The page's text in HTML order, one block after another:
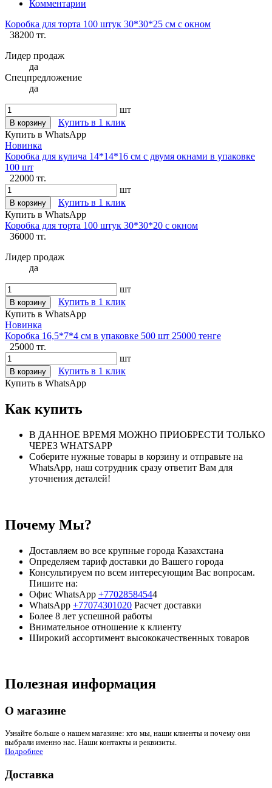
Комментарии
Коробка для торта 100 штук 30*30*25 см с окном
38200 тг.
Лидер продаж
да
Спецпредложение
да
шт
В корзину
Купить в 1 клик
Купить в WhatsApp
Новинка
Коробка для кулича 14*14*16 см с двумя окнами в упаковке
100 шт
22000 тг.
шт
В корзину
Купить в 1 клик
Купить в WhatsApp
Коробка для торта 100 штук 30*30*20 с окном
36000 тг.
Лидер продаж
да
шт
В корзину
Купить в 1 клик
Купить в WhatsApp
Новинка
Коробка 16,5*7*4 см в упаковке 500 шт 25000 тенге
25000 тг.
шт
В корзину
Купить в 1 клик
Купить в WhatsApp
Как купить
В ДАННОЕ ВРЕМЯ МОЖНО ПРИОБРЕСТИ ТОЛЬКО
ЧЕРЕЗ WHATSAPP
Соберите нужные товары в корзину и отправьте на
WhatsApp, наш сотрудник сразу ответит Вам для
уточнения деталей!
Почему Мы?
Доставляем во все крупные города Казахстана
Определяем тариф доставки до Вашего города
Консультируем по всем интересующим Вас вопросам.
Пишите на:
Офис WhatsApp +77028584544
WhatsApp +77074301020 Расчет доставки
Более 8 лет успешной работы
Внимательное отношение к клиенту
Широкий ассортимент высококачественных товаров
Полезная информация
О магазине
Узнайте больше о нашем магазине: кто мы, наши клиенты и почему они
выбрали именно нас. Наши контакты и реквизиты.
Подробнее
Доставка